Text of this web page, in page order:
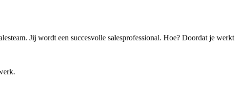
Jij wordt een succesvolle salesprofessional. Hoe? Doordat je werkt